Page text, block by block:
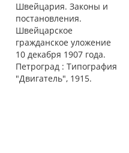
Швейцария. Законы и
постановления.
Швейцарское
гражданское уложение
10 декабря 1907 года.
Петроград : Типография
"Двигатель", 1915.